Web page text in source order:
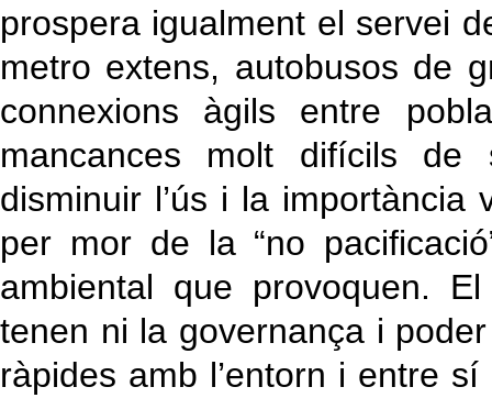
prospera igualment el servei
metro extens, autobusos de
connexions àgils entre
mancances molt difícils
disminuir l’ús i la
per mor de la “no
ambiental que provoquen.
tenen ni la governança i
ràpides amb l’entorn i entre